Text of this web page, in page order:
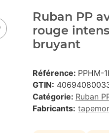
Ruban PP
rouge
bruyant
Référence: PPHM-
GTIN:
Catégorie: Ruban
Fabricants: